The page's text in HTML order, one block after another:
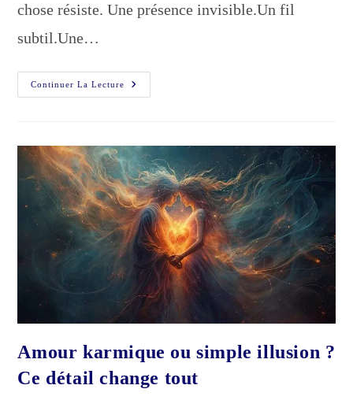
chose résiste. Une présence invisible.Un fil
subtil.Une…
Continuer La Lecture
Vous
Souffrez
Karmique
N’est
Peut-
Être
Pas
Terminé…
Amour karmique ou simple illusion ?
Ce détail change tout